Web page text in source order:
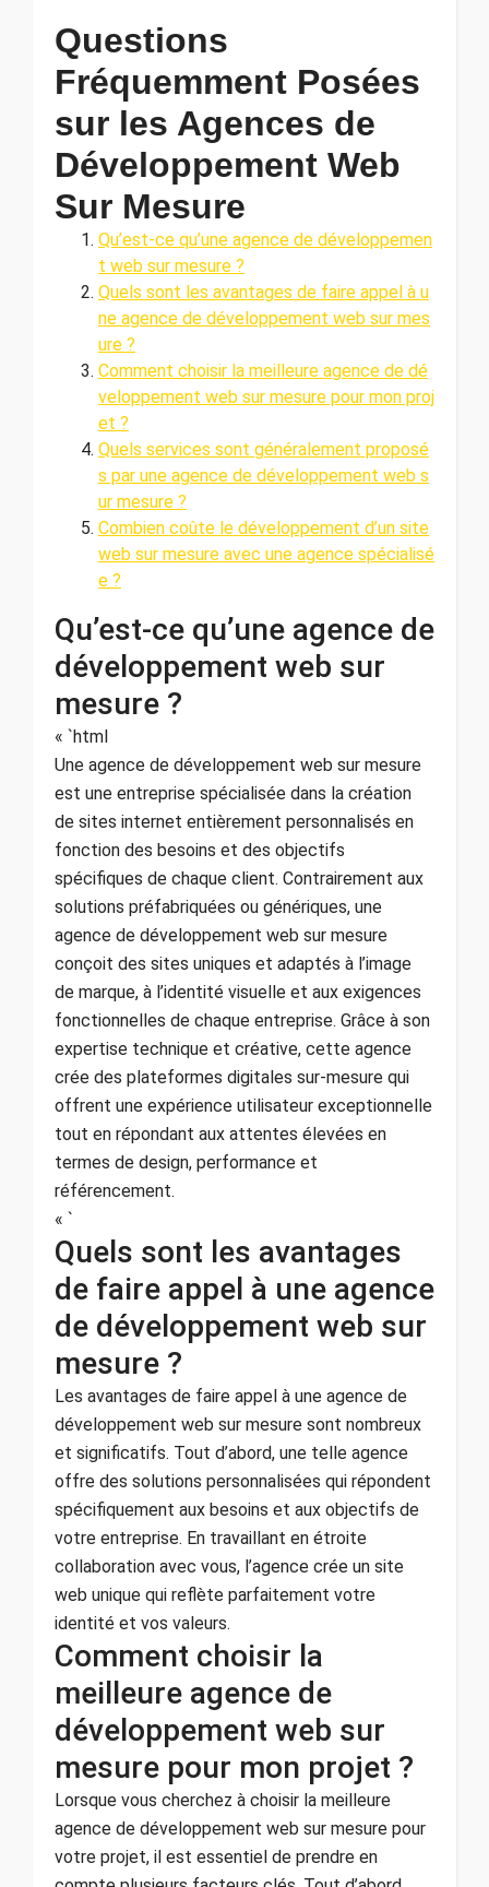
Questions
Fréquemment Posées
sur les Agences de
Développement Web
Sur Mesure
Qu’est-ce qu’une agence de développemen
t web sur mesure ?
Quels sont les avantages de faire appel à u
ne agence de développement web sur mes
ure ?
Comment choisir la meilleure agence de dé
veloppement web sur mesure pour mon proj
et ?
Quels services sont généralement proposé
s par une agence de développement web s
ur mesure ?
Combien coûte le développement d’un site
web sur mesure avec une agence spécialisé
e ?
Qu’est-ce qu’une agence de
développement web sur
mesure ?
« `html
Une agence de développement web sur mesure
est une entreprise spécialisée dans la création
de sites internet entièrement personnalisés en
fonction des besoins et des objectifs
spécifiques de chaque client. Contrairement aux
solutions préfabriquées ou génériques, une
agence de développement web sur mesure
conçoit des sites uniques et adaptés à l’image
de marque, à l’identité visuelle et aux exigences
fonctionnelles de chaque entreprise. Grâce à son
expertise technique et créative, cette agence
crée des plateformes digitales sur-mesure qui
offrent une expérience utilisateur exceptionnelle
tout en répondant aux attentes élevées en
termes de design, performance et
référencement.
« `
Quels sont les avantages
de faire appel à une agence
de développement web sur
mesure ?
Les avantages de faire appel à une agence de
développement web sur mesure sont nombreux
et significatifs. Tout d’abord, une telle agence
offre des solutions personnalisées qui répondent
spécifiquement aux besoins et aux objectifs de
votre entreprise. En travaillant en étroite
collaboration avec vous, l’agence crée un site
web unique qui reflète parfaitement votre
identité et vos valeurs.
Comment choisir la
meilleure agence de
développement web sur
mesure pour mon projet ?
Lorsque vous cherchez à choisir la meilleure
agence de développement web sur mesure pour
votre projet, il est essentiel de prendre en